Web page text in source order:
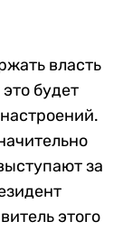
власть
будет
за
этого